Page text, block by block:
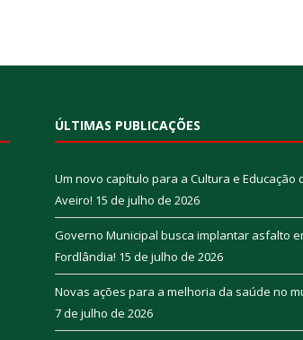
ÚLTIMAS PUBLICAÇÕES
Um novo capítulo para a Cultura e Educação
Aveiro! 15 de julho de 2026
Governo Municipal busca implantar asfalto
Fordlândia! 15 de julho de 2026
Novas ações para a melhoria da saúde no
7 de julho de 2026